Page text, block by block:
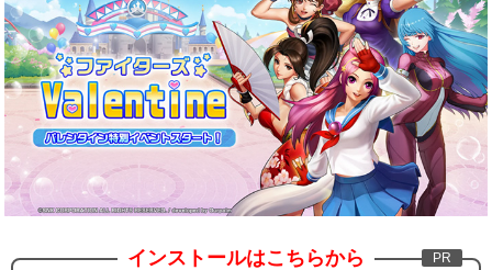
インストールはこちらから